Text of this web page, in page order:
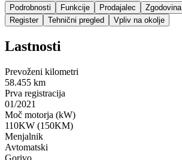
Podrobnosti
Funkcije Prodajalec Zgodovina
Register
Tehnični pregled Vpliv na okolje
Lastnosti
Prevoženi kilometri
58.455 km
Prva registracija
01/2021
Moč motorja (kW)
110KW (150KM)
Menjalnik
Avtomatski
Gorivo